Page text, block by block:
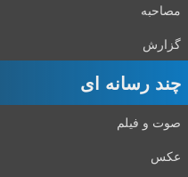
مصاحبه
گزارش
چند رسانه ای
صوت و فیلم
عکس